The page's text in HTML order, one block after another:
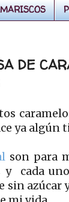
MARISCOS
DE
ya algún
son para
cada
sin azúcar